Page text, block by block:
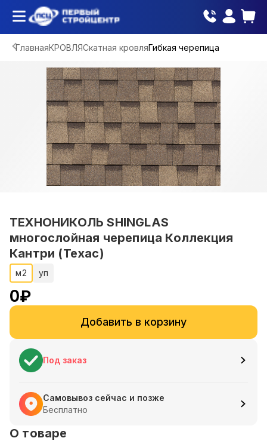
ГлавнаяКРОВЛЯСкатная кровляГибкая черепица
ТЕХНОНИКОЛЬ SHINGLAS
многослойная черепица Коллекция
Кантри (Техас)
м2 уп
0₽
Добавить в корзину
Под заказ
Самовывоз сейчас и позже
Бесплатно
О товаре